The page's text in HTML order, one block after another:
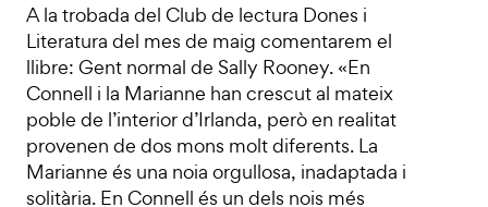
A la trobada del Club de lectura Dones i
Literatura del mes de maig comentarem el
llibre: Gent normal de Sally Rooney. «En
Connell i la Marianne han crescut al mateix
poble de l’interior d’Irlanda, però en realitat
provenen de dos mons molt diferents. La
Marianne és una noia orgullosa, inadaptada i
solitària. En Connell és un dels nois més